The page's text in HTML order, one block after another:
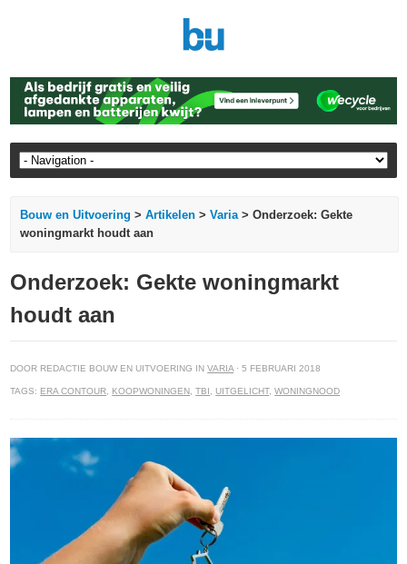
Bouw en Uitvoering >Artikelen >Varia> Onderzoek: Gekte
woningmarkt houdt aan
Onderzoek: Gekte woningmarkt
houdt aan
DOOR REDACTIE BOUW EN UITVOERING INVARIA· 5 FEBRUARI 2018
TAGS: ERA CONTOUR, KOOPWONINGEN,TBI ,UITGELICHT,WONINGNOOD